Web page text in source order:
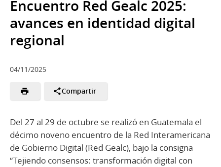
Encuentro Red Gealc 2025:
avances en identidad digital
regional
04/11/2025
Compartir
Del 27 al 29 de octubre se realizó en Guatemala el
décimo noveno encuentro de la Red Interamericana
de Gobierno Digital (Red Gealc), bajo la consigna
“Tejiendo consensos: transformación digital con